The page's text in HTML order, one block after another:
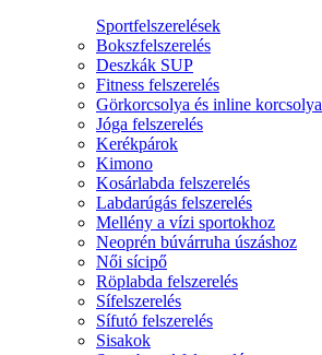
Sportfelszerelések
Bokszfelszerelés
Deszkák SUP
Fitness felszerelés
Görkorcsolya és inline korcsolya
Jóga felszerelés
Kerékpárok
Kimono
Kosárlabda felszerelés
Labdarúgás felszerelés
Mellény a vízi sportokhoz
Neoprén búvárruha úszáshoz
Női sícipő
Röplabda felszerelés
Sífelszerelés
Sífutó felszerelés
Sisakok